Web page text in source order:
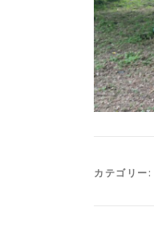
カテゴリー: